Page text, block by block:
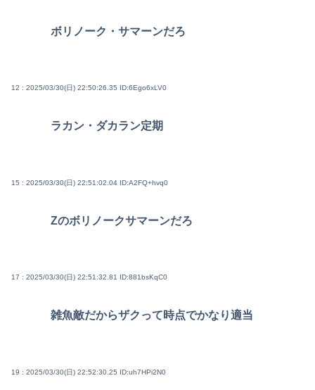
ボリノーク・サマーンだろ
12 : 2025/03/30(日) 22:50:26.35 ID:6Ego6xLV0
ラカン・ダカラン定期
15 : 2025/03/30(日) 22:51:02.04 ID:A2FQ+hvq0
Zのボリノークサマーンだろ
17 : 2025/03/30(日) 22:51:32.81 ID:881bsKqC0
雑魚敵だからザクって時点でかなり適当
19 : 2025/03/30(日) 22:52:30.25 ID:uh7HPi2N0